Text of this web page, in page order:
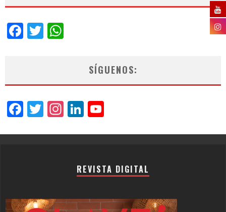
Facebook
Twitter
SÍGUENOS:
Facebook
Twitter
Instagram
LinkedIn
REVISTA DIGITAL